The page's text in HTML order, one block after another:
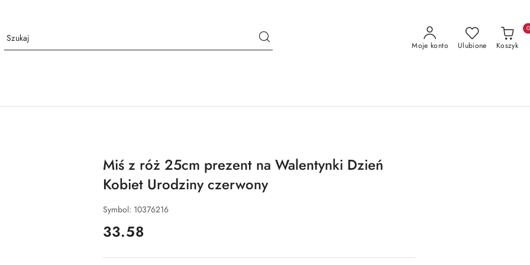
Moje konto Ulubione Koszyk
0
Miś z róż 25cm prezent na Walentynki Dzień
Kobiet Urodziny czerwony
Symbol: 10376216
cena:
33.58